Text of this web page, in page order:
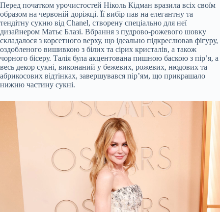
Перед початком урочистостей Ніколь Кідман вразила всіх своїм
образом на червоній доріжці. Її вибір пав на елегантну та
тендітну сукню від Chanel, створену спеціально для неї
дизайнером Матьє Блазі. Вбрання з пудрово-рожевого шовку
складалося з корсетного верху, що ідеально підкреслював фігуру,
оздобленого вишивкою з білих та сірих кристалів, а також
чорного бісеру. Талія була акцентована пишною баскою з пір’я, а
весь декор сукні, виконаний у бежевих, рожевих, нюдових та
абрикосових відтінках, завершувався пір’ям, що прикрашало
нижню частину сукні.